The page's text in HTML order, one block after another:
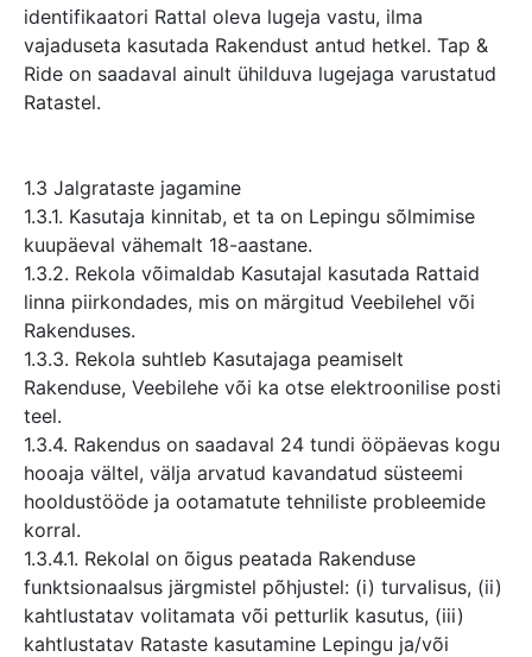
identifikaatori Rattal oleva lugeja vastu, ilma
vajaduseta kasutada Rakendust antud hetkel. Tap &
Ride on saadaval ainult ühilduva lugejaga varustatud
Ratastel.
1.3 Jalgrataste jagamine
1.3.1. Kasutaja kinnitab, et ta on Lepingu sõlmimise
kuupäeval vähemalt 18-aastane.
1.3.2. Rekola võimaldab Kasutajal kasutada Rattaid
linna piirkondades, mis on märgitud Veebilehel või
Rakenduses.
1.3.3. Rekola suhtleb Kasutajaga peamiselt
Rakenduse, Veebilehe või ka otse elektroonilise posti
teel.
1.3.4. Rakendus on saadaval 24 tundi ööpäevas kogu
hooaja vältel, välja arvatud kavandatud süsteemi
hooldustööde ja ootamatute tehniliste probleemide
korral.
1.3.4.1. Rekolal on õigus peatada Rakenduse
funktsionaalsus järgmistel põhjustel: (i) turvalisus, (ii)
kahtlustatav volitamata või petturlik kasutus, (iii)
kahtlustatav Rataste kasutamine Lepingu ja/või